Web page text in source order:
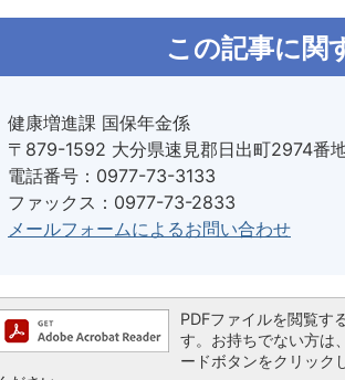
この記事に関
健康増進課 国保年金係
〒879-1592 大分県速見郡日出町2974番
電話番号：0977-73-3133
ファックス：0977-73-2833
メールフォームによるお問い合わせ
PDFファイルを閲覧
す。お持ちでない方は
ードボタンをクリック